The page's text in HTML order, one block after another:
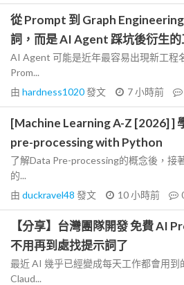
從 Prompt 到 Graph
詞，而是 AI Agent 踩坑後衍生的
AI Agent 可能是近年最容易出現新工程
Prom...
由 hardness1020發文 7 小時前
[Machine Learning A-Z [2026] ]
pre-processing with Python
了解Data Pre-processing的概念後，接
的...
由 duckravel48 發文 10 小時前
【分享】台灣團隊開發 免費 AI
不用再到處找提示詞了
最近 AI 幾乎已經變成每天工作都會用到
Claud...